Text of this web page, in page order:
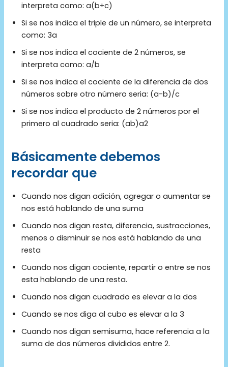
interpreta como: a(b+c)
Si se nos indica el triple de un número, se interpreta
como: 3a
Si se nos indica el cociente de 2 números, se
interpreta como: a/b
Si se nos indica el cociente de la diferencia de dos
números sobre otro número seria: (a-b)/c
Si se nos indica el producto de 2 números por el
primero al cuadrado seria: (ab)a2
Básicamente debemos
recordar que
Cuando nos digan adición, agregar o aumentar se
nos está hablando de una suma
Cuando nos digan resta, diferencia, sustracciones,
menos o disminuir se nos está hablando de una
resta
Cuando nos digan cociente, repartir o entre se nos
esta hablando de una resta.
Cuando nos digan cuadrado es elevar a la dos
Cuando se nos diga al cubo es elevar a la 3
Cuando nos digan semisuma, hace referencia a la
suma de dos números divididos entre 2.